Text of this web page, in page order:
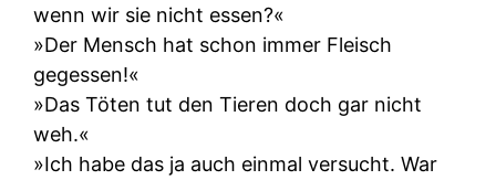
wenn wir sie nicht essen?«
»Der Mensch hat schon immer Fleisch
gegessen!«
»Das Töten tut den Tieren doch gar nicht
weh.«
»Ich habe das ja auch einmal versucht. War